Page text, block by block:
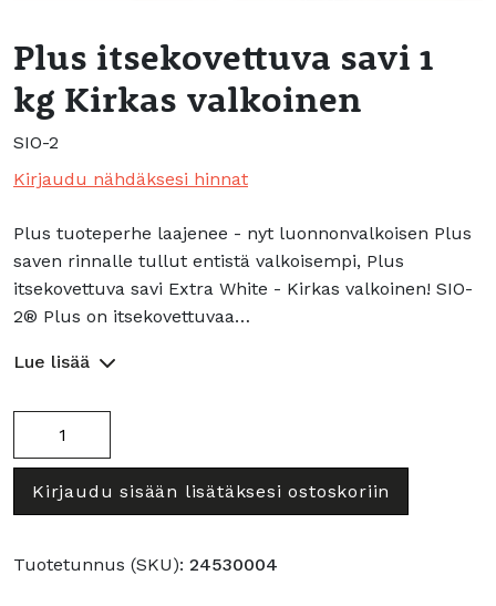
Plus itsekovettuva savi 1
kg Kirkas valkoinen
SIO-2
Kirjaudu nähdäksesi hinnat
Plus tuoteperhe laajenee - nyt luonnonvalkoisen Plus
saven rinnalle tullut entistä valkoisempi, Plus
itsekovettuva savi Extra White - Kirkas valkoinen! SIO-
2® Plus on itsekovettuvaa…
Lue lisää
Kirkas
Kirjaudu sisään lisätäksesi ostoskoriin
Tuotetunnus (SKU): 24530004